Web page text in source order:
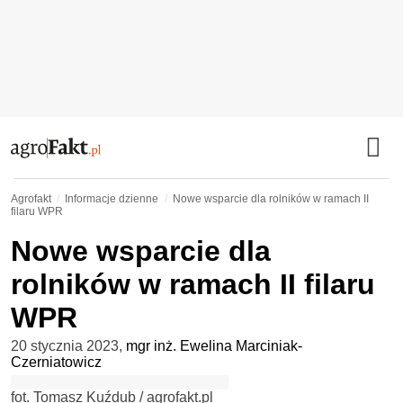
Agrofakt Informacje dzienne
Nowe wsparcie dla rolników w ramach II
filaru WPR
Nowe wsparcie dla
rolników w ramach II filaru
WPR
20 stycznia 2023, mgr inż. Ewelina Marciniak-
Czerniatowicz
fot. Tomasz Kuźdub / agrofakt.pl